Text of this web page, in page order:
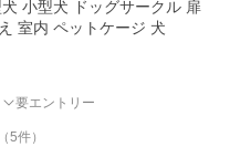
小型犬 ドッグサークル 扉
室内 ペットケージ 犬
要エントリー
5件）